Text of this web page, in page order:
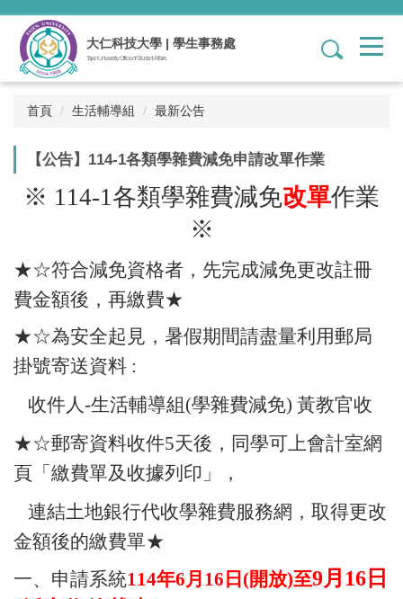
跳
主
要
內
大仁科技大學 | 學生事務處
Tajen University Office of Student Affairs
1
首頁 生活輔導組 最新公告
【公告】114-1各類學雜費減免申請改單作業
※ 114-1各類學雜費減免改單作業
※
★☆符合減免資格者，先完成減免更改註冊
費金額後，再繳費★
★☆為安全起見，暑假期間請盡量利用郵局
掛號寄送資料 :
收件人-生活輔導組(學雜費減免) 黃教官收
★☆郵寄資料收件5天後，同學可上會計室網
頁「繳費單及收據列印」，
連結土地銀行代收學雜費服務網，取得更改
金額後的繳費單★
一、申請系統114年6月16日(開放)至9月16日